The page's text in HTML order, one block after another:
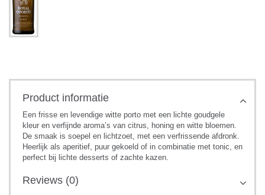
Product informatie
Een frisse en levendige witte porto met een lichte goudgele
kleur en verfijnde aroma’s van citrus, honing en witte bloemen.
De smaak is soepel en lichtzoet, met een verfrissende afdronk.
Heerlijk als aperitief, puur gekoeld of in combinatie met tonic, en
perfect bij lichte desserts of zachte kazen.
Reviews (0)